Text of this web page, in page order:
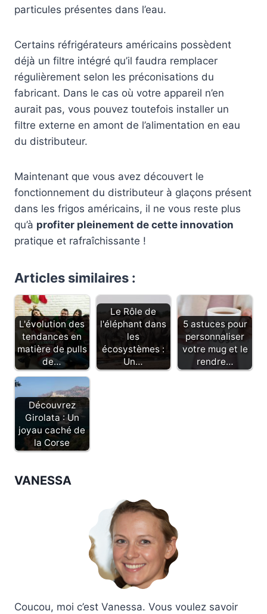
particules présentes dans l’eau.
Certains réfrigérateurs américains possèdent
déjà un filtre intégré qu’il faudra remplacer
régulièrement selon les préconisations du
fabricant. Dans le cas où votre appareil n’en
aurait pas, vous pouvez toutefois installer un
filtre externe en amont de l’alimentation en eau
du distributeur.
Maintenant que vous avez découvert le
fonctionnement du distributeur à glaçons présent
dans les frigos américains, il ne vous reste plus
qu’à profiter pleinement de cette innovation
pratique et rafraîchissante !
Articles similaires :
L'évolution des
tendances en
matière de pulls
de…
Le Rôle de
l'éléphant dans
les
écosystèmes :
Un…
5 astuces pour
personnaliser
votre mug et le
rendre…
Découvrez
Girolata : Un
joyau caché de
la Corse
VANESSA
Coucou, moi c’est Vanessa. Vous voulez savoir